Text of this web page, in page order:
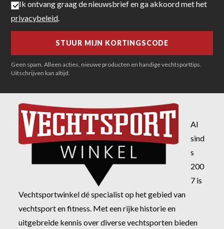
Ik ontvang graag de nieuwsbrief en ga akkoord met het
privacybeleid.
Geen spam. Alleen acties, nieuwe producten en handige vechtsporttips.
Uitschrijven kan altijd.
Al
sind
s
200
7 is
Vechtsportwinkel dé specialist op het gebied van
vechtsport en fitness. Met een rijke historie en
uitgebreide kennis over diverse vechtsporten bieden